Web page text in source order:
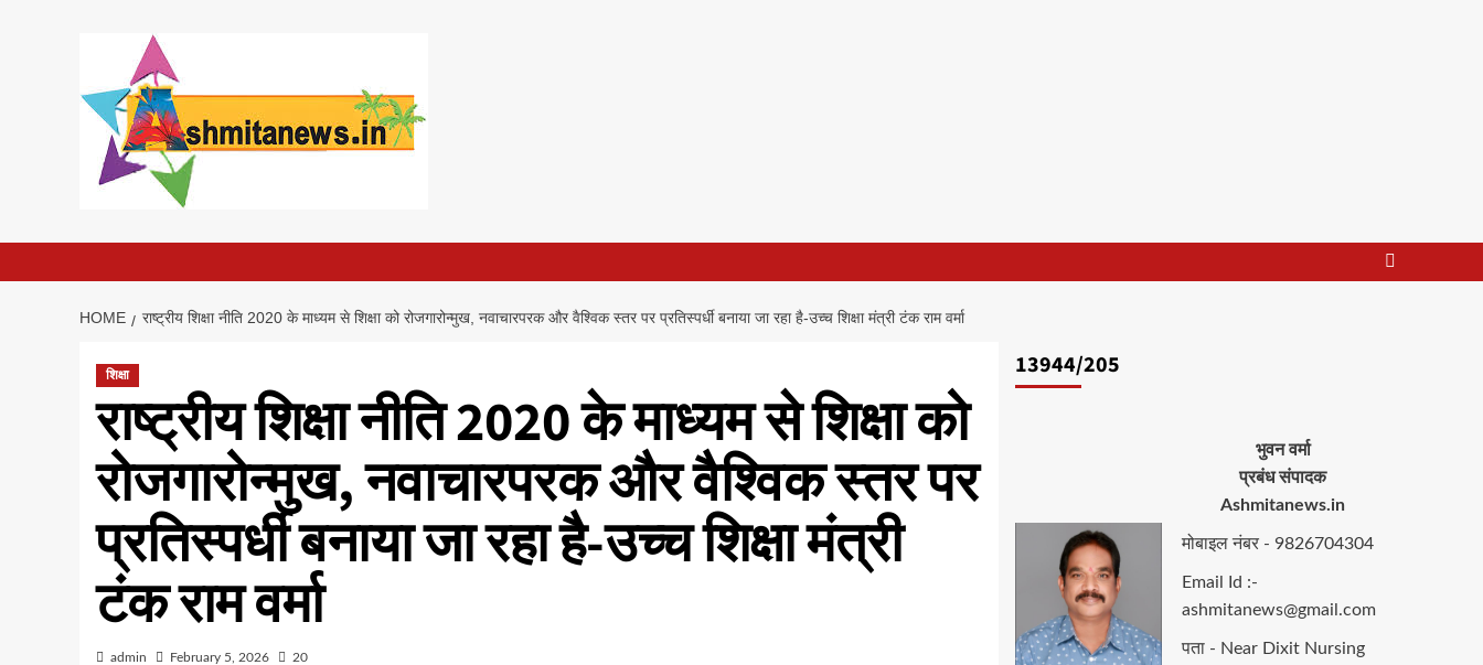
HOME राष्ट्रीय शिक्षा नीति 2020 के माध्यम से शिक्षा को रोजगारोन्मुख, नवाचारपरक और वैश्विक स्तर पर प्रतिस्पर्धी बनाया जा रहा है-उच्च शिक्षा मंत्री टंक राम वर्मा
शिक्षा
राष्ट्रीय शिक्षा नीति 2020 के माध्यम से शिक्षा को
रोजगारोन्मुख, नवाचारपरक और वैश्विक स्तर पर
प्रतिस्पर्धी बनाया जा रहा है-उच्च शिक्षा मंत्री
टंक राम वर्मा
admin February 5, 2026 20
13944/205
भुवन वर्मा
प्रबंध संपादक
Ashmitanews.in
मोबाइल नंबर - 9826704304
Email Id :-
ashmitanews@gmail.com
पता - Near Dixit Nursing